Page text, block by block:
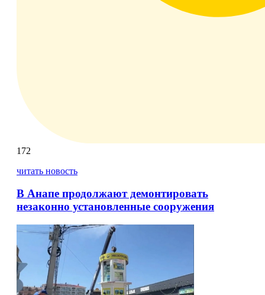
172
читать новость
В Анапе продолжают демонтировать
незаконно установленные сооружения